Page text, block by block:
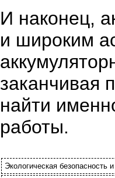
И наконец,
и широким
заканчивая
найти
работы.
Экологическая безопасность